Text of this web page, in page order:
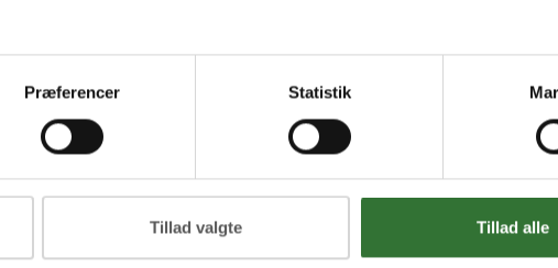
Præferencer Statistik
Tillad valgte Tillad alle